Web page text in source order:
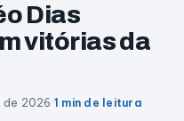
Dias
vitórias da
de 2026·1 min de leitura